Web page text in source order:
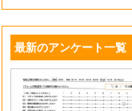
最新のアンケート一覧